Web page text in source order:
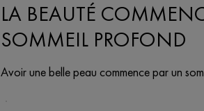
LA BEAUTÉ
SOMMEIL PROFOND
Avoir une belle peau commence par un